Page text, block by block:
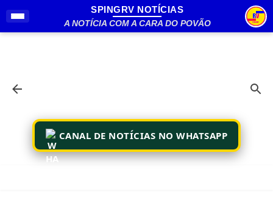
Pular para o conteúdo principal
SPINGRV NOTÍCIAS
A NOTÍCIA COM A CARA DO POVÃO
CANAL DE NOTÍCIAS NO WHATSAPP